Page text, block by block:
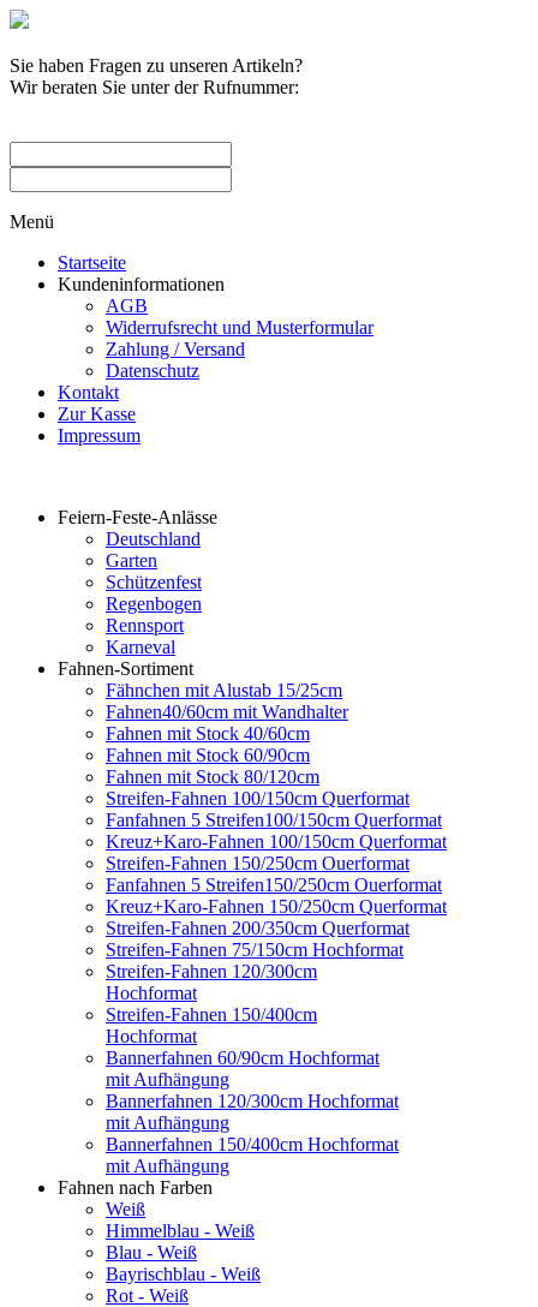
Sie haben Fragen zu unseren Artikeln?
Wir beraten Sie unter der Rufnummer:
Menü
Startseite
Kundeninformationen
AGB
Widerrufsrecht und Musterformular
Zahlung / Versand
Datenschutz
Kontakt
Zur Kasse
Impressum
Feiern-Feste-Anlässe
Deutschland
Garten
Schützenfest
Regenbogen
Rennsport
Karneval
Fahnen-Sortiment
Fähnchen mit Alustab 15/25cm
Fahnen40/60cm mit Wandhalter
Fahnen mit Stock 40/60cm
Fahnen mit Stock 60/90cm
Fahnen mit Stock 80/120cm
Streifen-Fahnen 100/150cm Querformat
Fanfahnen 5 Streifen100/150cm Querformat
Kreuz+Karo-Fahnen 100/150cm Querformat
Streifen-Fahnen 150/250cm Ouerformat
Fanfahnen 5 Streifen150/250cm Ouerformat
Kreuz+Karo-Fahnen 150/250cm Querformat
Streifen-Fahnen 200/350cm Querformat
Streifen-Fahnen 75/150cm Hochformat
Streifen-Fahnen 120/300cm
Hochformat
Streifen-Fahnen 150/400cm
Hochformat
Bannerfahnen 60/90cm Hochformat
mit Aufhängung
Bannerfahnen 120/300cm Hochformat
mit Aufhängung
Bannerfahnen 150/400cm Hochformat
mit Aufhängung
Fahnen nach Farben
Weiß
Himmelblau - Weiß
Blau - Weiß
Bayrischblau - Weiß
Rot - Weiß